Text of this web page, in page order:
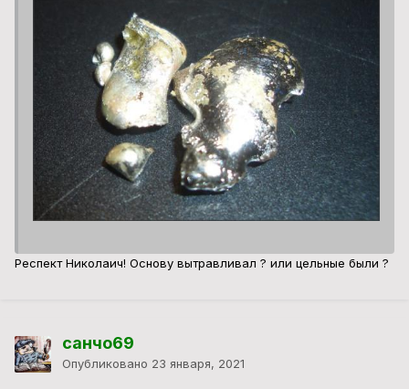
Респект Николаич! Основу вытравливал ? или цельные были ?
санчо69
Опубликовано 23 января, 2021